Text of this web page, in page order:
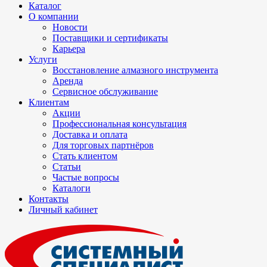
Каталог
О компании
Новости
Поставщики и сертификаты
Карьера
Услуги
Восстановление алмазного инструмента
Аренда
Сервисное обслуживание
Клиентам
Акции
Профессиональная консультация
Доставка и оплата
Для торговых партнёров
Стать клиентом
Статьи
Частые вопросы
Каталоги
Контакты
Личный кабинет